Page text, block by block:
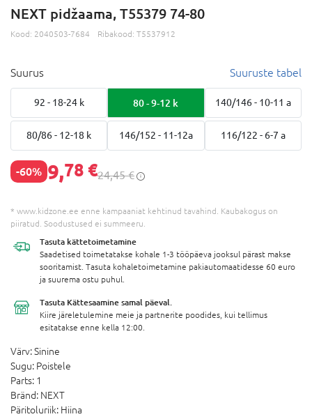
NEXT pidžaama, T55379 74-80
Kood: 2040503-7684 Ribakood: T5537912
Suurus Suuruste tabel
92 - 18-24 k 80 - 9-12 k 140/146 - 10-11 a
80/86 - 12-18 k 146/152 - 11-12a 116/122 - 6-7 a
-60% 9,78 €24,45 €
* www.kidzone.ee enne kampaaniat kehtinud tavahind. Kaubakogus on
piiratud. Soodustused ei summeeru.
Tasuta kättetoimetamine
Saadetised toimetatakse kohale 1-3 tööpäeva jooksul pärast makse
sooritamist. Tasuta kohaletoimetamine pakiautomaatidesse 60 euro
ja suurema ostu puhul.
Tasuta Kättesaamine samal päeval.
Kiire järeletulemine meie ja partnerite poodides, kui tellimus
esitatakse enne kella 12:00.
Värv:Sinine
Sugu: Poistele
Parts: 1
Bränd: NEXT
Päritoluriik: Hiina